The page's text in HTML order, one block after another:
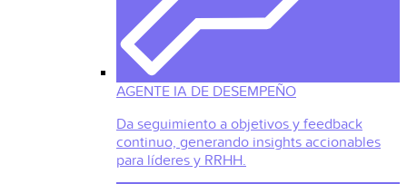
AGENTE IA DE DESEMPEÑO
Da seguimiento a objetivos y feedback
continuo, generando insights accionables
para líderes y RRHH.